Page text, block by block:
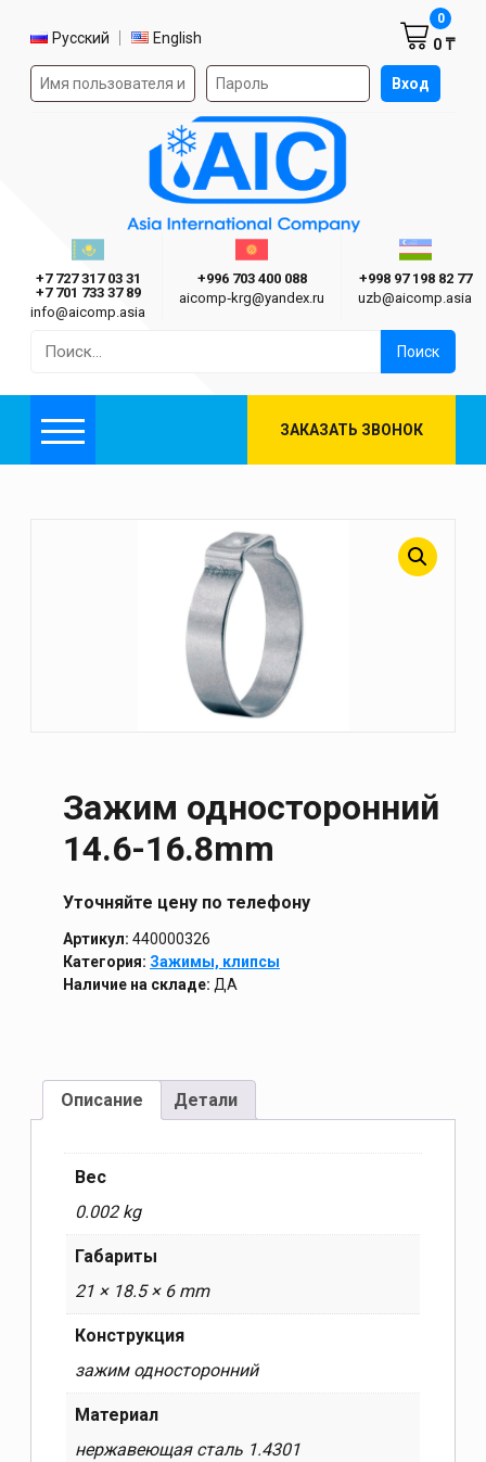
Выбор языка
Русский English
Форма авторизации на сайте Вход
0 ₸
0
Asia International Company
Казахстан г. Алматы
+7 727 317 03 31
+7 701 733 37 89
info@aicomp.asia
Киргизия г. Бишкек
+996 703 400 088
aicomp‑krg@yandex.ru
+998 97 198 82 77
uzb@aicomp.asia
Меню ЗАКАЗАТЬ ЗВОНОК
Зажим односторонний
14.6-16.8mm
Уточняйте цену по телефону
Артикул: 440000326
Категория: Зажимы, клипсы
Наличие на складе: ДА
Описание Детали
Вес
0.002 kg
Габариты
21 × 18.5 × 6 mm
Конструкция
зажим односторонний
Материал
нержавеющая сталь 1.4301